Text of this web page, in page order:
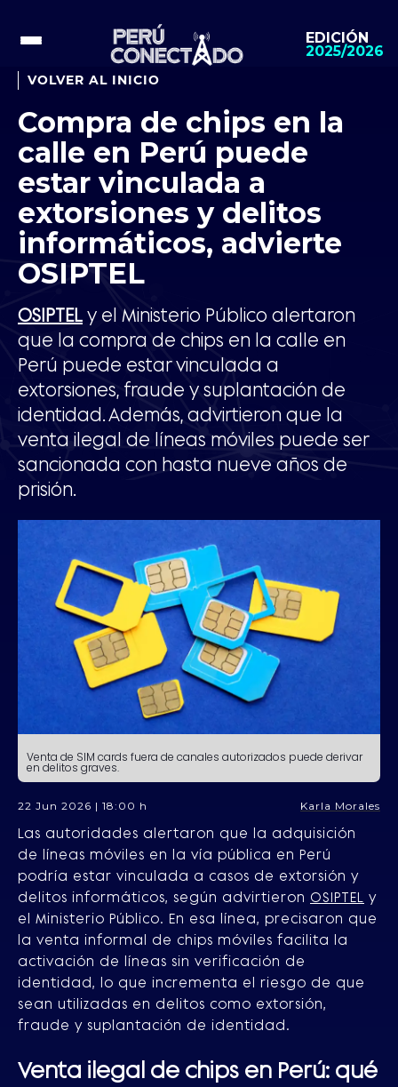
EDICIÓN
2025/2026
VOLVER AL INICIO
Compra de chips en la
calle en Perú puede
estar vinculada a
extorsiones y delitos
informáticos, advierte
OSIPTEL
OSIPTEL y el Ministerio Público alertaron
que la compra de chips en la calle en
Perú puede estar vinculada a
extorsiones, fraude y suplantación de
identidad. Además, advirtieron que la
venta ilegal de líneas móviles puede ser
sancionada con hasta nueve años de
prisión.
Venta de SIM cards fuera de canales autorizados puede derivar
en delitos graves.
22 Jun 2026 | 18:00 h Karla Morales
Las autoridades alertaron que la adquisición
de líneas móviles en la vía pública en Perú
podría estar vinculada a casos de extorsión y
delitos informáticos, según advirtieron OSIPTEL y
el Ministerio Público. En esa línea, precisaron que
la venta informal de chips móviles facilita la
activación de líneas sin verificación de
identidad, lo que incrementa el riesgo de que
sean utilizadas en delitos como extorsión,
fraude y suplantación de identidad.
Venta ilegal de chips en Perú: qué